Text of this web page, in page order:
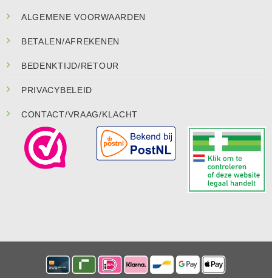
ALGEMENE VOORWAARDEN
BETALEN/AFREKENEN
BEDENKTIJD/RETOUR
PRIVACYBELEID
CONTACT/VRAAG/KLACHT